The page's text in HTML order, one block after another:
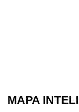
MAPA